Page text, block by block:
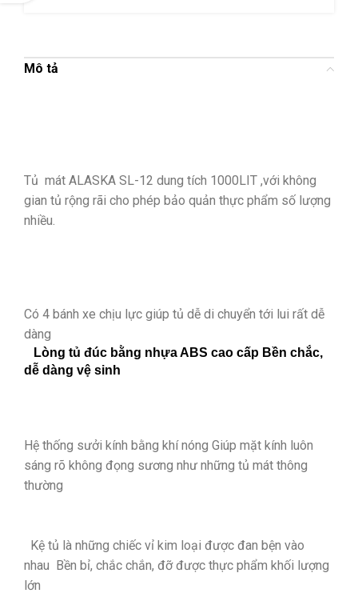
Mô tả
Tủ mát ALASKA SL-12 dung tích 1000LIT ,với không
gian tủ rộng rãi cho phép bảo quản thực phẩm số lượng
nhiều.
Có 4 bánh xe chịu lực giúp tủ dễ di chuyển tới lui rất dễ
dàng
Lòng tủ đúc bằng nhựa ABS cao cấp Bền chắc,
dễ dàng vệ sinh
Hệ thống sưởi kính bằng khí nóng Giúp mặt kính luôn
sáng rõ không đọng sương như những tủ mát thông
thường
Kệ tủ là những chiếc vỉ kim loại được đan bện vào
nhau Bền bỉ, chắc chắn, đỡ được thực phẩm khối lượng
lớn